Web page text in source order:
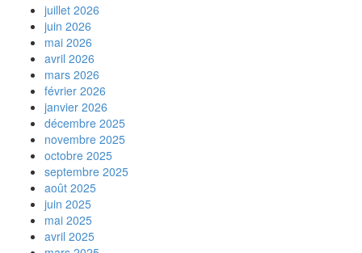
juillet 2026
juin 2026
mai 2026
avril 2026
mars 2026
février 2026
janvier 2026
décembre 2025
novembre 2025
octobre 2025
septembre 2025
août 2025
juin 2025
mai 2025
avril 2025